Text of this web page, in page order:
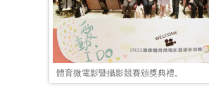
體育微電影暨攝影競賽頒獎典禮。